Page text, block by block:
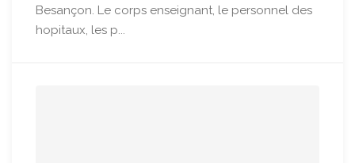
Besançon. Le corps enseignant, le personnel des
hopitaux, les p...